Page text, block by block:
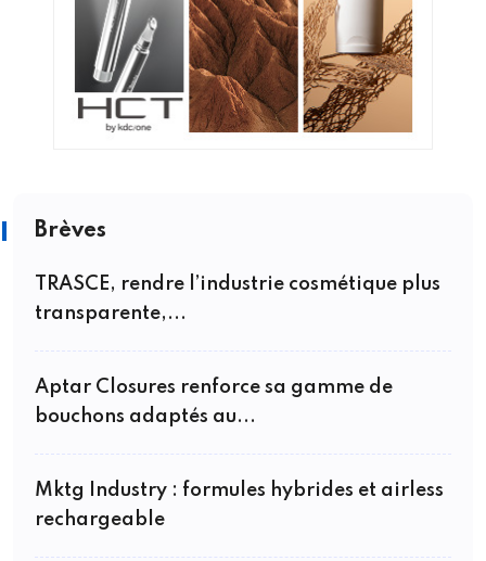
Brèves
TRASCE, rendre l’industrie cosmétique plus
transparente,...
Aptar Closures renforce sa gamme de
bouchons adaptés au...
Mktg Industry : formules hybrides et airless
rechargeable